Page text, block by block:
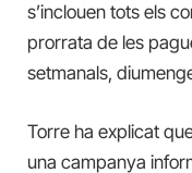
s’inclouen tots els
prorrata de les
setmanals,
Torre ha explicat
una campanya